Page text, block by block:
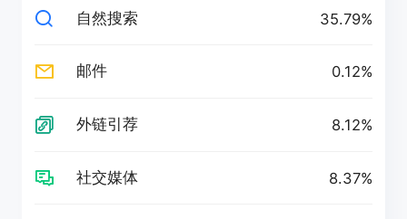
自然搜索 35.79%
邮件 0.12%
外链引荐 8.12%
社交媒体 8.37%